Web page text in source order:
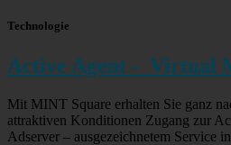
Technologie
Active Agent - Virtual
Mit MINT Square erhalten Sie ganz
attraktiven Konditionen Zugang zur
Adserver – ausgezeichnetem Service